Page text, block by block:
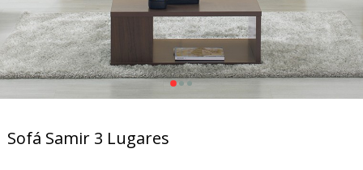
Sofá Samir 3 Lugares